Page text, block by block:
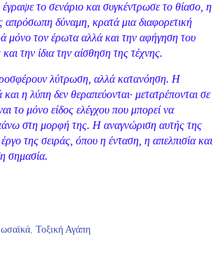
το σενάριο και συγκέντρωσε το θίασο, η
απρόσωπη δύναμη, κρατά μια διαφορετική
μόνο τον έρωτα αλλά και την αφήγηση του
την ίδια την αίσθηση της τέχνης.
λύτρωση, αλλά κατανόηση. Η
η λύπη δεν θεραπεύονται· μετατρέπονται σε
το μόνο είδος ελέγχου που μπορεί να
στη μορφή της. Η αναγνώριση αυτής της
της σειράς, όπου η ένταση, η απελπισία και
σημασία.
Τοξική Αγάπη